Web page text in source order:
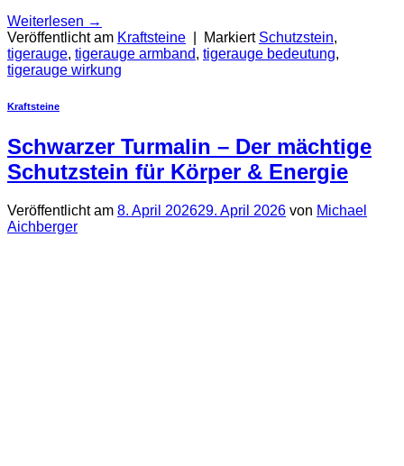
Weiterlesen →
Veröffentlicht am Kraftsteine Markiert Schutzstein,
tigerauge, tigerauge armband, tigerauge bedeutung,
tigerauge wirkung
Kraftsteine
Schwarzer Turmalin – Der mächtige
Schutzstein für Körper & Energie
Veröffentlicht am 8. April 202629. April 2026 von Michael
Aichberger